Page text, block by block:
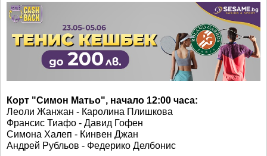
Корт "Симон Матьо", начало 12:00 часа:
Леоли Жанжан - Каролина Плишкова
Франсис Тиафо - Давид Гофен
Симона Халеп - Кинвен Джан
Андрей Рубльов - Федерико Делбонис